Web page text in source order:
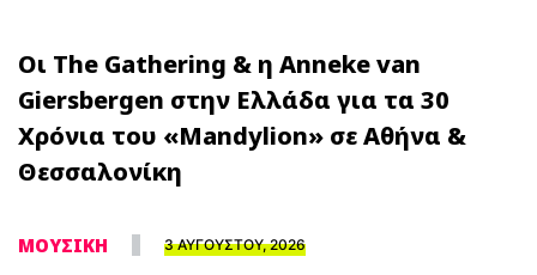
Οι The Gathering & η Anneke van
Giersbergen στην Ελλάδα για τα 30
Χρόνια του «Mandylion» σε Αθήνα &
Θεσσαλονίκη
ΜΟΥΣΙΚΗ 3 ΑΥΓΟΥΣΤΟΥ, 2026